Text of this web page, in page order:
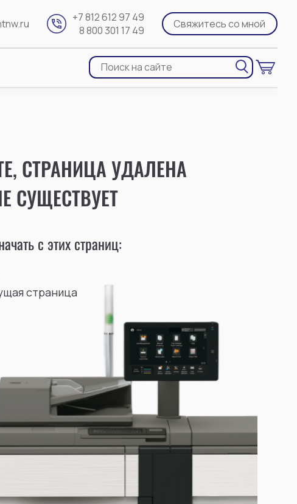
+7 812 612 97 49
8 800 301 17 49
Свяжитесь со мной
СТРАНИЦА УДАЛЕНА
СУЩЕСТВУЕТ
с этих страниц:
страница